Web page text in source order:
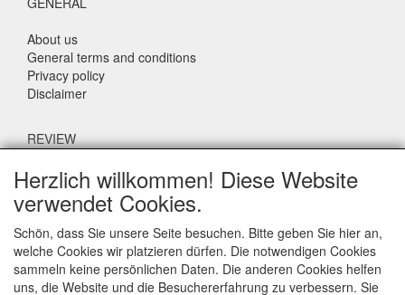
About us
General terms and conditions
Privacy policy
Disclaimer
REVIEW
What do others say about us?
Customers rate our service, price and speed with an average
score of 9.4 (Q1 Quality Report 2024)
CONTACT DETAILS
Herzlich willkommen! Diese Website
verwendet Cookies.
Schön, dass Sie unsere Seite besuchen. Bitte geben Sie hier an,
welche Cookies wir platzieren dürfen. Die notwendigen Cookies
sammeln keine persönlichen Daten. Die anderen Cookies helfen
uns, die Website und die Besuchererfahrung zu verbessern. Sie